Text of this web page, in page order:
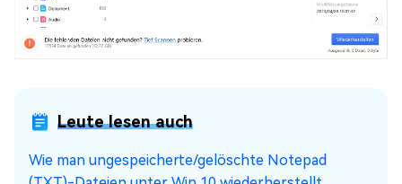
Leute lesen auch
Wie man ungespeicherte/gelöschte Notepad